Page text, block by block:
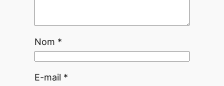
Nom *
E-mail *